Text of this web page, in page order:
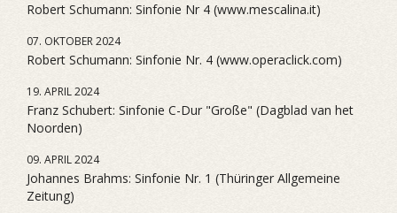
Robert Schumann: Sinfonie Nr 4 (www.mescalina.it)
07. OKTOBER 2024
Robert Schumann: Sinfonie Nr. 4 (www.operaclick.com)
19. APRIL 2024
Franz Schubert: Sinfonie C-Dur "Große" (Dagblad van het
Noorden)
09. APRIL 2024
Johannes Brahms: Sinfonie Nr. 1 (Thüringer Allgemeine
Zeitung)